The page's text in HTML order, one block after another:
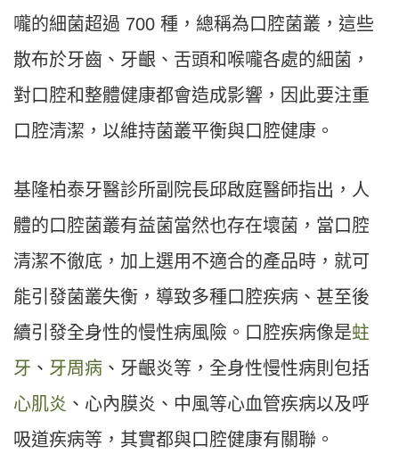
嚨的細菌超過 700 種，總稱為口腔菌叢，這些
散布於牙齒、牙齦、舌頭和喉嚨各處的細菌，
對口腔和整體健康都會造成影響，因此要注重
口腔清潔，以維持菌叢平衡與口腔健康。
基隆柏泰牙醫診所副院長邱啟庭醫師指出，人
體的口腔菌叢有益菌當然也存在壞菌，當口腔
清潔不徹底，加上選用不適合的產品時，就可
能引發菌叢失衡，導致多種口腔疾病、甚至後
續引發全身性的慢性病風險。口腔疾病像是蛀
牙 、 牙周病 、牙齦炎等，全身性慢性病則包括
心肌炎 、心內膜炎、中風等心血管疾病以及呼
吸道疾病等，其實都與口腔健康有關聯。